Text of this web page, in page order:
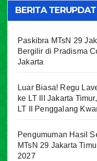
BERITA
Paskibra MTsN 29
Bergilir di Pradisma
Jakarta
Luar Biasa! Regu
ke LT III Jakarta
LT II Penggalang
Pengumuman Hasil
MTsN 29 Jakarta
2027